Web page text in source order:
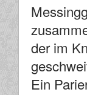
der im
Ein